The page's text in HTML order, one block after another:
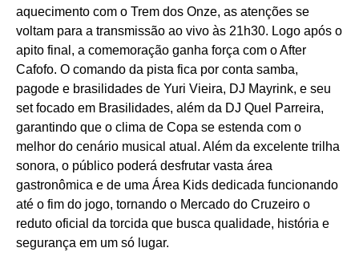
aquecimento com o Trem dos Onze, as atenções se
voltam para a transmissão ao vivo às 21h30. Logo após o
apito final, a comemoração ganha força com o After
Cafofo. O comando da pista fica por conta samba,
pagode e brasilidades de Yuri Vieira, DJ Mayrink, e seu
set focado em Brasilidades, além da DJ Quel Parreira,
garantindo que o clima de Copa se estenda com o
melhor do cenário musical atual. Além da excelente trilha
sonora, o público poderá desfrutar vasta área
gastronômica e de uma Área Kids dedicada funcionando
até o fim do jogo, tornando o Mercado do Cruzeiro o
reduto oficial da torcida que busca qualidade, história e
segurança em um só lugar.